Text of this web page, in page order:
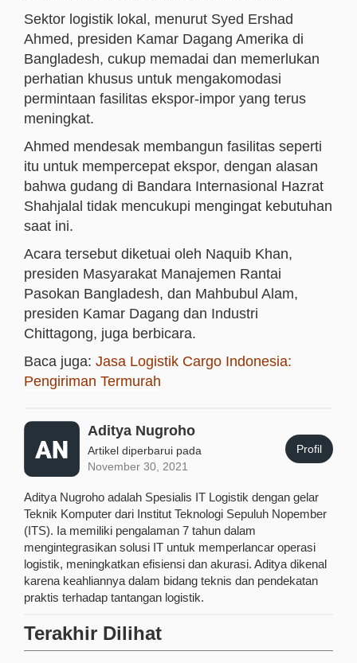
Sektor logistik lokal, menurut Syed Ershad
Ahmed, presiden Kamar Dagang Amerika di
Bangladesh, cukup memadai dan memerlukan
perhatian khusus untuk mengakomodasi
permintaan fasilitas ekspor-impor yang terus
meningkat.
Ahmed mendesak membangun fasilitas seperti
itu untuk mempercepat ekspor, dengan alasan
bahwa gudang di Bandara Internasional Hazrat
Shahjalal tidak mencukupi mengingat kebutuhan
saat ini.
Acara tersebut diketuai oleh Naquib Khan,
presiden Masyarakat Manajemen Rantai
Pasokan Bangladesh, dan Mahbubul Alam,
presiden Kamar Dagang dan Industri
Chittagong, juga berbicara.
Baca juga: Jasa Logistik Cargo Indonesia:
Pengiriman Termurah
Aditya Nugroho
Artikel diperbarui pada
November 30, 2021
Profil
Aditya Nugroho adalah Spesialis IT Logistik dengan gelar
Teknik Komputer dari Institut Teknologi Sepuluh Nopember
(ITS). Ia memiliki pengalaman 7 tahun dalam
mengintegrasikan solusi IT untuk memperlancar operasi
logistik, meningkatkan efisiensi dan akurasi. Aditya dikenal
karena keahliannya dalam bidang teknis dan pendekatan
praktis terhadap tantangan logistik.
Terakhir Dilihat